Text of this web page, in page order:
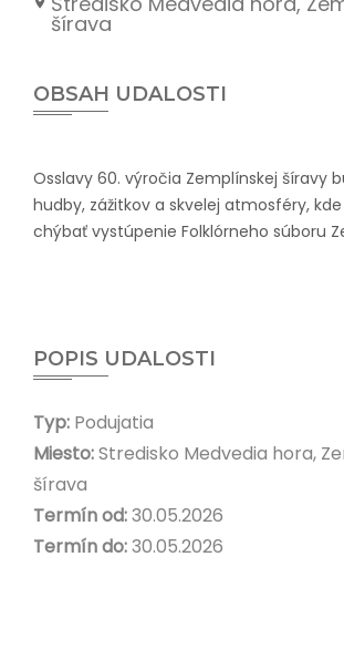
šírava
OBSAH UDALOSTI
Osslavy 60. výročia Zemplínskej šíravy
hudby, zážitkov a skvelej atmosféry,
chýbať vystúpenie Folklórneho súboru
POPIS UDALOSTI
Typ: Podujatia
Miesto:Stredisko Medvedia hora,
šírava
Termín od:30.05.2026
Termín do:30.05.2026